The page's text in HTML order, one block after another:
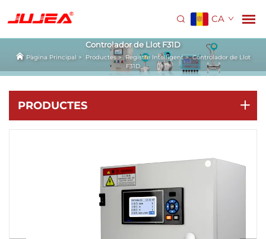
CA
Controlador de Llot F31D
Pàgina Principal > Productes>Registre Intel·ligent>Controlador de Llot
F31D
PRODUCTES